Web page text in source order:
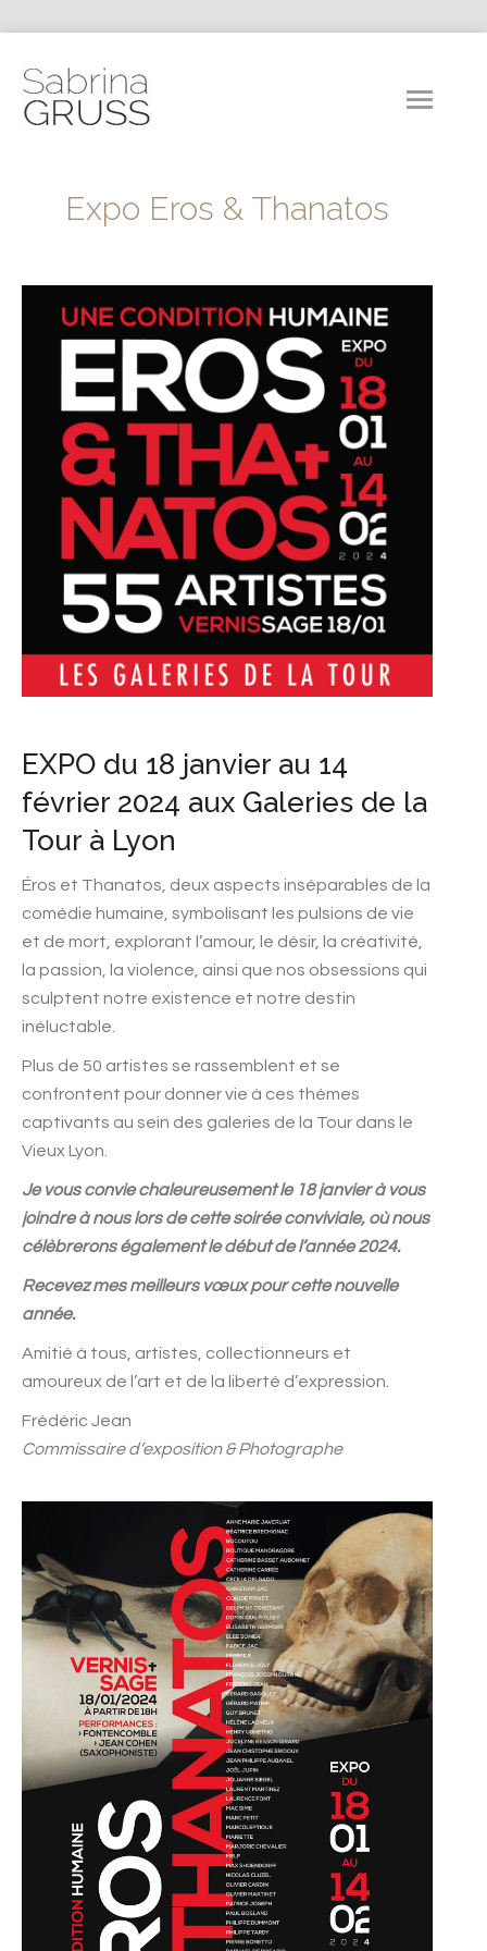
Expo Eros & Thanatos
EXPO du 18 janvier au 14
février 2024 aux Galeries de la
Tour à Lyon
Éros et Thanatos, deux aspects inséparables de la
comédie humaine, symbolisant les pulsions de vie
et de mort, explorant l’amour, le désir, la créativité,
la passion, la violence, ainsi que nos obsessions qui
sculptent notre existence et notre destin
inéluctable.
Plus de 50 artistes se rassemblent et se
confrontent pour donner vie à ces thèmes
captivants au sein des galeries de la Tour dans le
Vieux Lyon.
Je vous convie chaleureusement le 18 janvier à vous
joindre à nous lors de cette soirée conviviale, où nous
célèbrerons également le début de l’année 2024.
Recevez mes meilleurs vœux pour cette nouvelle
année.
Amitié à tous, artistes, collectionneurs et
amoureux de l’art et de la liberté d’expression.
Frédéric Jean
Commissaire d’exposition & Photographe